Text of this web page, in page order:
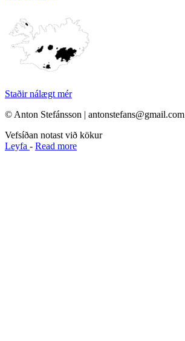
Staðir nálægt mér
© Anton Stefánsson | antonstefans@gmail.com
Vefsíðan notast við kökur
Leyfa - Read more